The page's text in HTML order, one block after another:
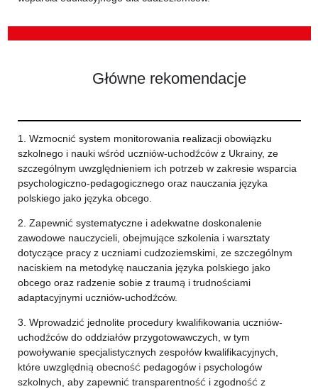
Główne rekomendacje
1. Wzmocnić system monitorowania realizacji obowiązku
szkolnego i nauki wśród uczniów-uchodźców z Ukrainy, ze
szczególnym uwzględnieniem ich potrzeb w zakresie wsparcia
psychologiczno-pedagogicznego oraz nauczania języka
polskiego jako języka obcego.
2. Zapewnić systematyczne i adekwatne doskonalenie
zawodowe nauczycieli, obejmujące szkolenia i warsztaty
dotyczące pracy z uczniami cudzoziemskimi, ze szczególnym
naciskiem na metodykę nauczania języka polskiego jako
obcego oraz radzenie sobie z traumą i trudnościami
adaptacyjnymi uczniów-uchodźców.
3. Wprowadzić jednolite procedury kwalifikowania uczniów-
uchodźców do oddziałów przygotowawczych, w tym
powoływanie specjalistycznych zespołów kwalifikacyjnych,
które uwzględnią obecność pedagogów i psychologów
szkolnych, aby zapewnić transparentność i zgodność z